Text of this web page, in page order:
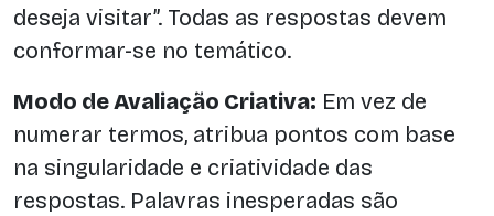
deseja visitar”. Todas as respostas devem
conformar-se no temático.
Modo de Avaliação Criativa: Em vez de
numerar termos, atribua pontos com base
na singularidade e criatividade das
respostas. Palavras inesperadas são